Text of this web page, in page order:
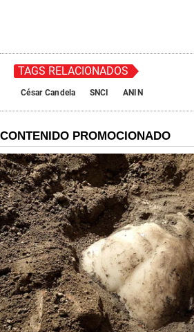
TAGS RELACIONADOS
César Candela SNCI ANIN